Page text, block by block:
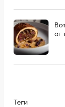
от
Теги